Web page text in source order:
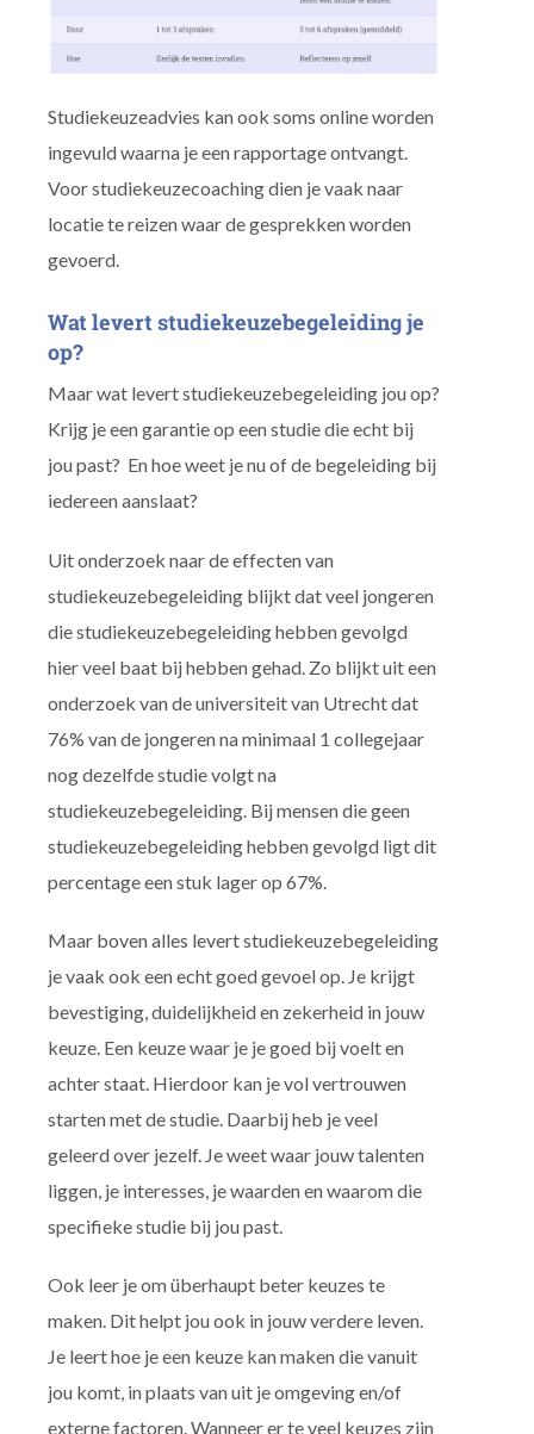
Studiekeuzeadvies kan ook soms online worden
ingevuld waarna je een rapportage ontvangt.
Voor studiekeuzecoaching dien je vaak naar
locatie te reizen waar de gesprekken worden
gevoerd.
Wat levert studiekeuzebegeleiding je
op?
Maar wat levert studiekeuzebegeleiding jou op?
Krijg je een garantie op een studie die echt bij
jou past? En hoe weet je nu of de begeleiding bij
iedereen aanslaat?
Uit onderzoek naar de effecten van
studiekeuzebegeleiding blijkt dat veel jongeren
die studiekeuzebegeleiding hebben gevolgd
hier veel baat bij hebben gehad. Zo blijkt uit een
onderzoek van de universiteit van Utrecht dat
76% van de jongeren na minimaal 1 collegejaar
nog dezelfde studie volgt na
studiekeuzebegeleiding. Bij mensen die geen
studiekeuzebegeleiding hebben gevolgd ligt dit
percentage een stuk lager op 67%.
Maar boven alles levert studiekeuzebegeleiding
je vaak ook een echt goed gevoel op. Je krijgt
bevestiging, duidelijkheid en zekerheid in jouw
keuze. Een keuze waar je je goed bij voelt en
achter staat. Hierdoor kan je vol vertrouwen
starten met de studie. Daarbij heb je veel
geleerd over jezelf. Je weet waar jouw talenten
liggen, je interesses, je waarden en waarom die
specifieke studie bij jou past.
Ook leer je om überhaupt beter keuzes te
maken. Dit helpt jou ook in jouw verdere leven.
Je leert hoe je een keuze kan maken die vanuit
jou komt, in plaats van uit je omgeving en/of
externe factoren. Wanneer er te veel keuzes zijn